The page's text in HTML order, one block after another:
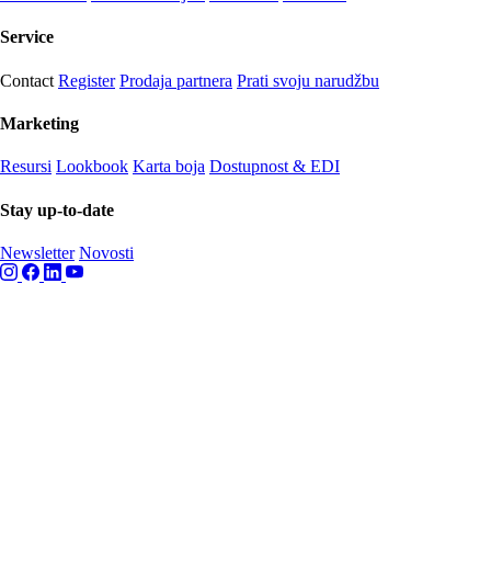
Service
Contact Register Prodaja partnera Prati svoju narudžbu
Marketing
Resursi Lookbook Karta boja Dostupnost & EDI
Stay up-to-date
Newsletter Novosti